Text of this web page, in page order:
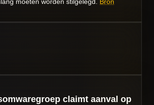
claimt aanval op